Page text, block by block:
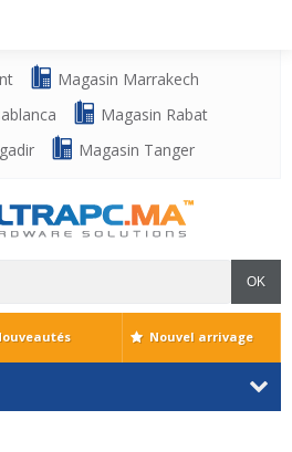
Magasin Marrakech
Magasin Rabat
Magasin Tanger
OK
Nouvel arrivage